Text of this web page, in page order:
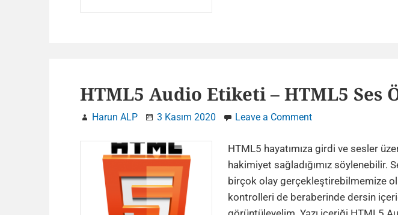
HTML5 Audio Etiketi – HTML5 Ses
Harun ALP 3 Kasım 2020 Leave a Commenton
Audio
Etiketi
–
HTML5
Ses
HTML5 hayatımıza girdi ve sesler
hakimiyet sağladığımız söylenebilir.
birçok olay gerçekleştirebilmemize
kontrolleri de beraberinde dersin